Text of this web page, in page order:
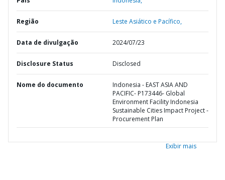
Região Leste Asiático e Pacífico,
Data de divulgação 2024/07/23
Disclosure Status Disclosed
Nome do documento
Indonesia - EAST ASIA AND
PACIFIC- P173446- Global
Environment Facility Indonesia
Sustainable Cities Impact Project -
Procurement Plan
Exibir mais